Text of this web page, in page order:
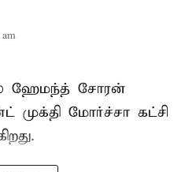
ஹேமந்த் சோரன்
மோர்ச்சா கட்சி